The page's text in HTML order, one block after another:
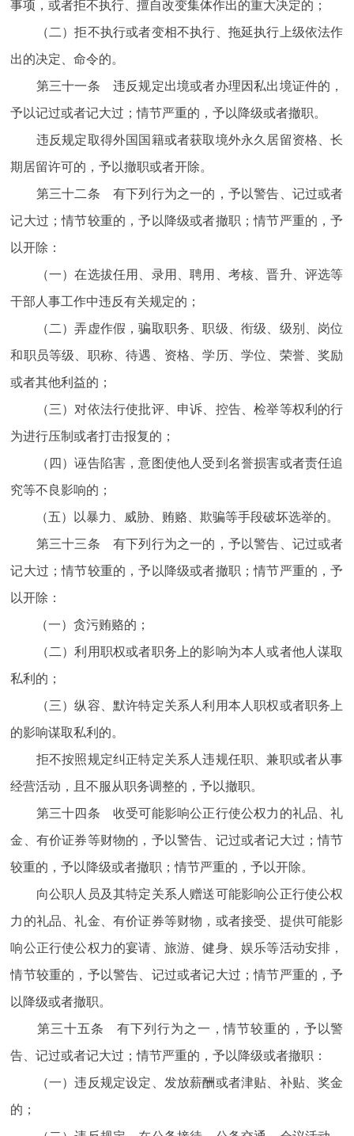
事项，或者拒不执行、擅自改变集体作出的重大决定的；
（二）拒不执行或者变相不执行、拖延执行上级依法作
出的决定、命令的。
第三十一条 违反规定出境或者办理因私出境证件的，
予以记过或者记大过；情节严重的，予以降级或者撤职。
违反规定取得外国国籍或者获取境外永久居留资格、长
期居留许可的，予以撤职或者开除。
第三十二条 有下列行为之一的，予以警告、记过或者
记大过；情节较重的，予以降级或者撤职；情节严重的，予
以开除：
（一）在选拔任用、录用、聘用、考核、晋升、评选等
干部人事工作中违反有关规定的；
（二）弄虚作假，骗取职务、职级、衔级、级别、岗位
和职员等级、职称、待遇、资格、学历、学位、荣誉、奖励
或者其他利益的；
（三）对依法行使批评、申诉、控告、检举等权利的行
为进行压制或者打击报复的；
（四）诬告陷害，意图使他人受到名誉损害或者责任追
究等不良影响的；
（五）以暴力、威胁、贿赂、欺骗等手段破坏选举的。
第三十三条 有下列行为之一的，予以警告、记过或者
记大过；情节较重的，予以降级或者撤职；情节严重的，予
以开除：
（一）贪污贿赂的；
（二）利用职权或者职务上的影响为本人或者他人谋取
私利的；
（三）纵容、默许特定关系人利用本人职权或者职务上
的影响谋取私利的。
拒不按照规定纠正特定关系人违规任职、兼职或者从事
经营活动，且不服从职务调整的，予以撤职。
第三十四条 收受可能影响公正行使公权力的礼品、礼
金、有价证券等财物的，予以警告、记过或者记大过；情节
较重的，予以降级或者撤职；情节严重的，予以开除。
向公职人员及其特定关系人赠送可能影响公正行使公权
力的礼品、礼金、有价证券等财物，或者接受、提供可能影
响公正行使公权力的宴请、旅游、健身、娱乐等活动安排，
情节较重的，予以警告、记过或者记大过；情节严重的，予
以降级或者撤职。
第三十五条 有下列行为之一，情节较重的，予以警
告、记过或者记大过；情节严重的，予以降级或者撤职：
（一）违反规定设定、发放薪酬或者津贴、补贴、奖金
的；